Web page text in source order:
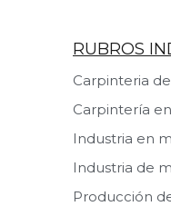
RUBROS
Carpinteria
Carpintería
Industria en
Industria de
Producción